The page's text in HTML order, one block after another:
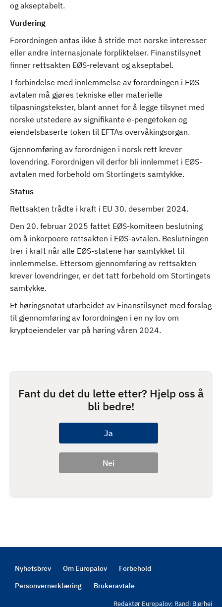
og akseptabelt.
Vurdering
Forordningen antas ikke å stride mot norske interesser
eller andre internasjonale forpliktelser. Finanstilsynet
finner rettsakten EØS-relevant og akseptabel.
I forbindelse med innlemmelse av forordningen i EØS-
avtalen må gjøres tekniske eller materielle
tilpasningstekster, blant annet for å legge tilsynet med
norske utstedere av signifikante e-pengetoken og
eiendelsbaserte token til EFTAs overvåkingsorgan.
Gjennomføring av forordnigen i norsk rett krever
lovendring. Forordnigen vil derfor bli innlemmet i EØS-
avtalen med forbehold om Stortingets samtykke.
Status
Rettsakten trådte i kraft i EU 30. desember 2024.
Den 20. februar 2025 fattet EØS-komiteen beslutning
om å inkorpoere rettsakten i EØS-avtalen. Beslutningen
trer i kraft når alle EØS-statene har samtykket til
innlemmelse. Ettersom gjennomføring av rettsakten
krever lovendringer, er det tatt forbehold om Stortingets
samtykke.
Et høringsnotat utarbeidet av Finanstilsynet med forslag
til gjennomføring av forordningen i en ny lov om
kryptoeiendeler var på høring våren 2024.
Fant du det du lette etter? Hjelp oss å
bli bedre!
Footer
Nyhetsbrev Om Europalov
Forbehold
Personvernerklæring
Brukeravtale
Redaktør Europalov: Randi Bjørhei